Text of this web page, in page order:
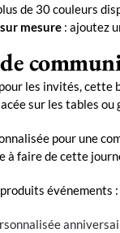
de 30 couleurs
mesure : ajoutez
les invités,
sur les tables ou
pour une
à faire de cette
événements :